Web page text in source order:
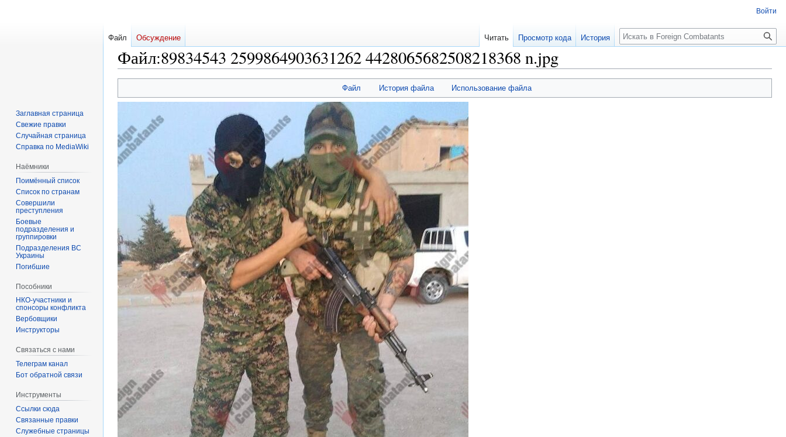
Файл:89834543 2599864903631262 4428065682508218368 n.jpg
к
к
Файл История файла Использование файла
Войти
Файл Обсуждение Читать Просмотр кода История
Заглавная страница
Свежие правки
Случайная страница
Справка по MediaWiki
Наёмники
Поимённый список
Список по странам
Совершили
преступления
Боевые
подразделения и
группировки
Подразделения ВС
Украины
Погибшие
Пособники
спонсоры конфликта
‏‎Вербовщики
Инструкторы
Связаться с нами
Телеграм канал
Бот обратной связи
Инструменты
Ссылки сюда
Связанные правки
Служебные страницы